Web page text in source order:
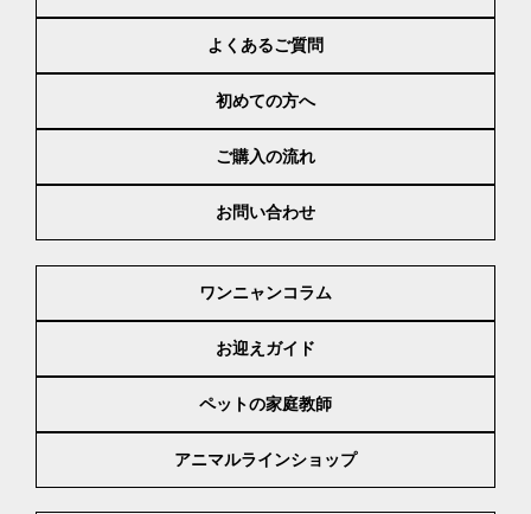
よくあるご質問
初めての方へ
ご購入の流れ
お問い合わせ
ワンニャンコラム
お迎えガイド
ペットの家庭教師
アニマルラインショップ